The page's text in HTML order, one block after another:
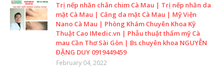
Trị nếp nhăn chân chim Cà Mau | Trị nếp nhăn da
mặt Cà Mau | Căng da mặt Cà Mau | Mỹ Viện
Nano Cà Mau | Phòng Khám Chuyên Khoa Kỹ
Thuật Cao IMedic.vn | Phẫu thuật thẩm mỹ Cà
mau Cần Thơ Sài Gòn | Bs chuyên khoa NGUYỄN
ĐẶNG DUY 0919449459
February 04, 2022